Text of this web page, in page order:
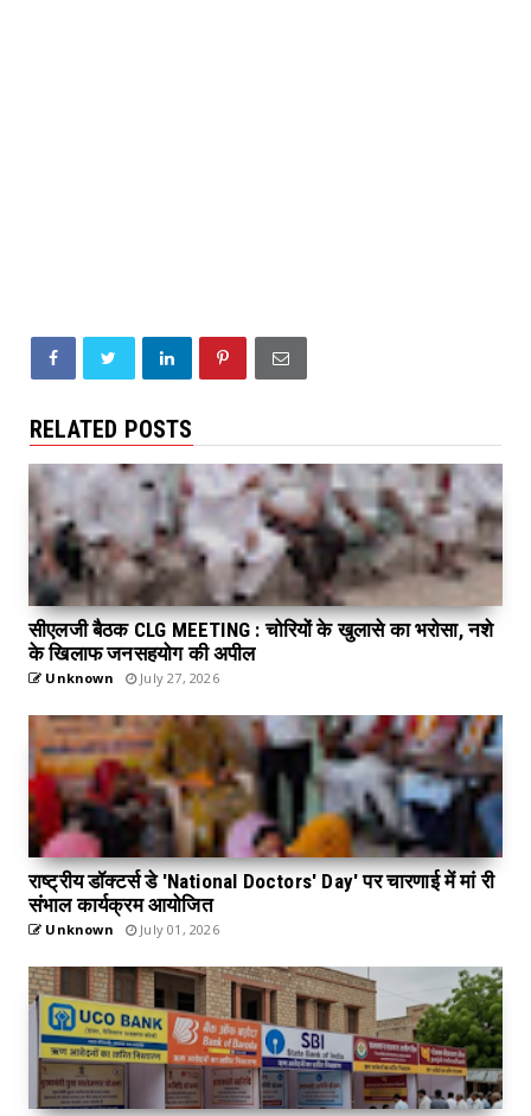
RELATED POSTS
सीएलजी बैठक CLG MEETING : चोरियों के खुलासे का भरोसा, नशे
के खिलाफ जनसहयोग की अपील
Unknown July 27, 2026
राष्ट्रीय डॉक्टर्स डे 'National Doctors' Day' पर चारणाई में मां री
संभाल कार्यक्रम आयोजित
Unknown July 01, 2026